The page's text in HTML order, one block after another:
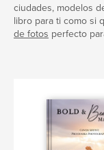
ciudades, modelos
libro para ti como si
de fotos perfecto